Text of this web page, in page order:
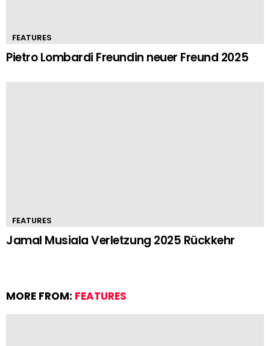
FEATURES
Pietro Lombardi Freundin neuer Freund 2025
FEATURES
Jamal Musiala Verletzung 2025 Rückkehr
MORE FROM: FEATURES